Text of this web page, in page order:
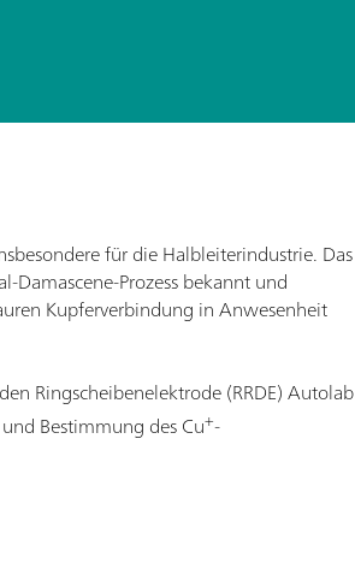
für die Halbleiterindustrie. Das
Damascene-Prozess bekannt und
Kupferverbindung in Anwesenheit
Ringscheibenelektrode (RRDE) Autolab
Bestimmung des Cu+-